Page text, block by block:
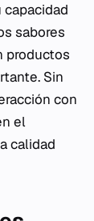
capacidad
sabores
productos
Sin
con
el
calidad